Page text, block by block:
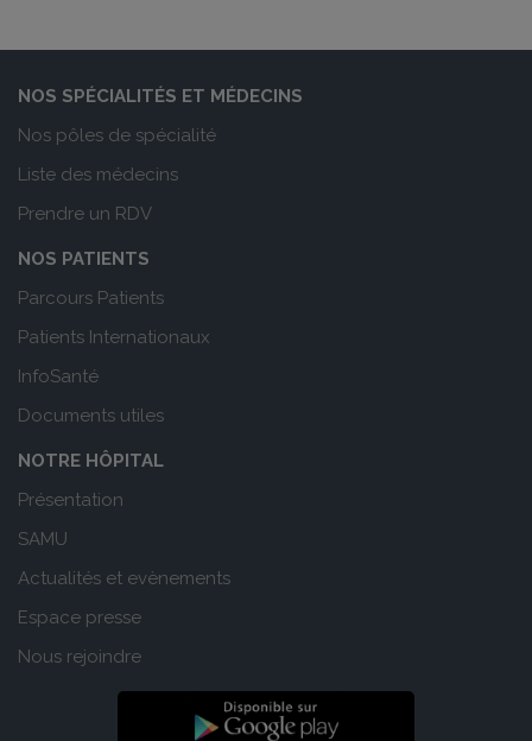
NOS SPÉCIALITÉS ET MÉDECINS
Nos pôles de spécialité
Liste des médecins
Prendre un RDV
NOS PATIENTS
Parcours Patients
Patients Internationaux
InfoSanté
Documents utiles
NOTRE HÔPITAL
Présentation
SAMU
Actualités et evènements
Espace presse
Nous rejoindre